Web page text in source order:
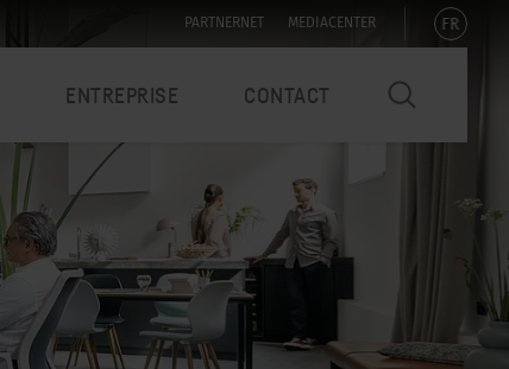
PARTNERNET MEDIACENTER FR
ENTREPRISE CONTACT